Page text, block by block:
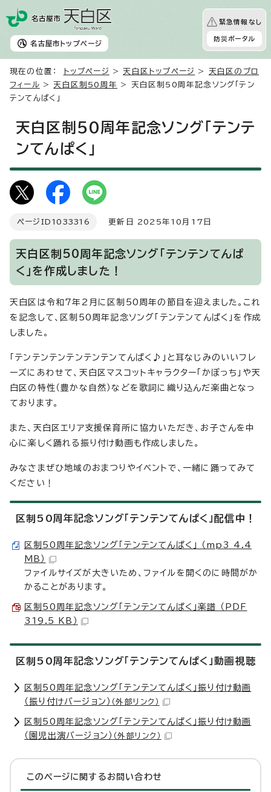
名古屋市 トップページ
緊急情報なし
防災ポータル
現在の位置： トップページ >天白区トップページ > 天白区のプロ
フィール >天白区制50周年
> 天白区制50周年記念ソング「テン
テンてんぱく」
天白区制50周年記念ソング「テンテ
ンてんぱく」
ページID 1033316 更新日 2025年10月17日
天白区制50周年記念ソング「テンテンてんぱ
く」を作成しました！
天白区は令和7年2月に区制50周年の節目を迎えました。これ
を記念して、区制50周年記念ソング「テンテンてんぱく」を作成
しました。
「テンテンテンテンテンテンてんぱく♪」と耳なじみのいいフレ
ーズにあわせて、天白区マスコットキャラクター「かぼっち」や天
白区の特性（豊かな自然）などを歌詞に織り込んだ楽曲となっ
ております。
また、天白区エリア支援保育所に協力いただき、お子さんを中
心に楽しく踊れる振り付け動画も作成しました。
みなさまぜひ地域のおまつりやイベントで、一緒に踊ってみて
ください！
区制50周年記念ソング「テンテンてんぱく」配信中！
区制50周年記念ソング「テンテンてんぱく」 （mp3 4.4
MB）
ファイルサイズが大きいため、ファイルを開くのに時間がか
かることがあります。
区制50周年記念ソング「テンテンてんぱく」楽譜 （PDF
319.5 KB）
区制50周年記念ソング「テンテンてんぱく」動画視聴
区制50周年記念ソング「テンテンてんぱく」振り付け動画
（振り付けバージョン） （外部リンク）
区制50周年記念ソング「テンテンてんぱく」振り付け動画
（園児出演バージョン） （外部リンク）
このページに関する お問い合わせ